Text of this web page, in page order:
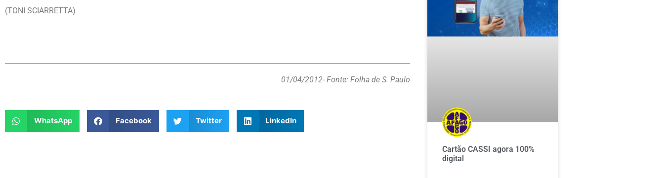
(TONI SCIARRETTA)
01/04/2012- Fonte: Folha de S. Paulo
WhatsApp Facebook Twitter LinkedIn
Cartão CASSI agora 100%
digital